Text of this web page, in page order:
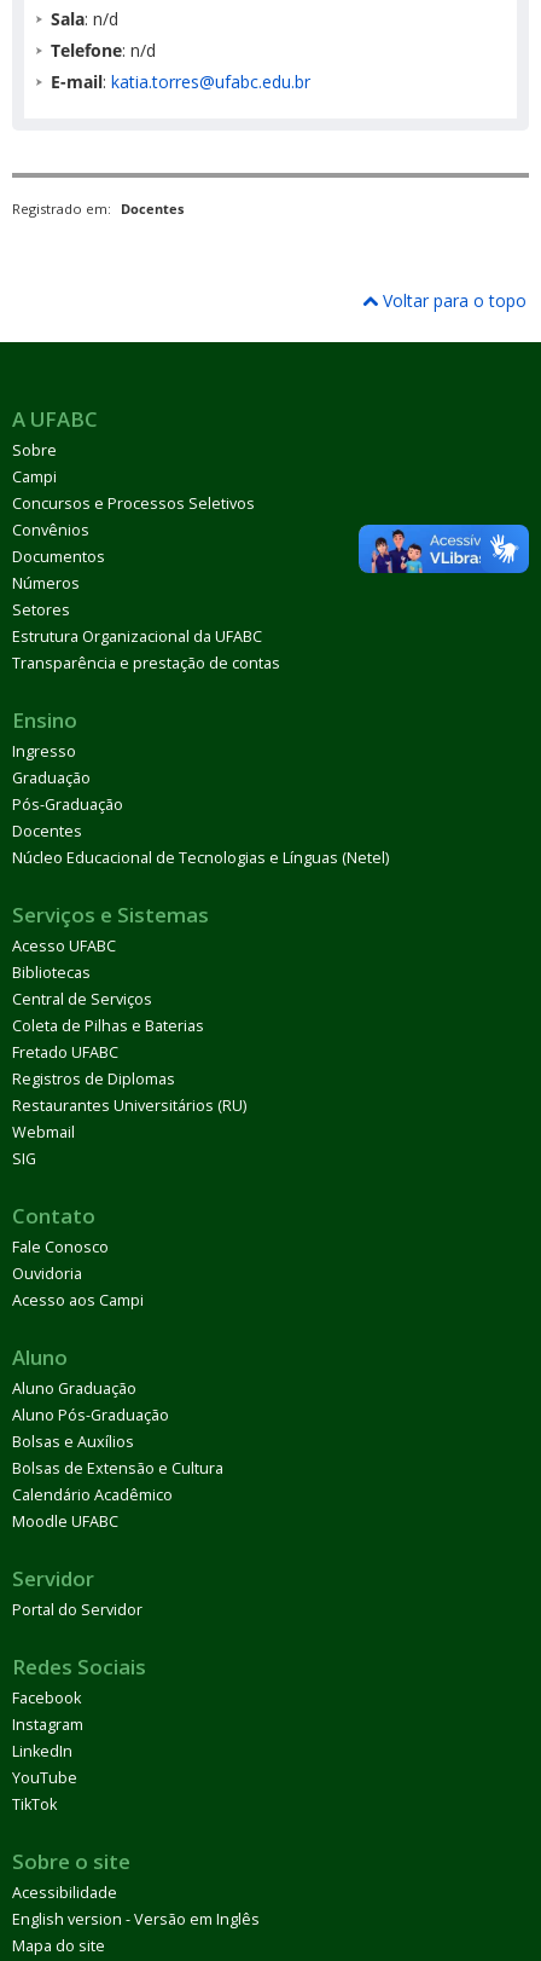
Sala: n/d
Telefone: n/d
E-mail: katia.torres@ufabc.edu.br
Registrado em: Docentes
Voltar para o topo
A UFABC
Sobre
Campi
Concursos e Processos Seletivos
Convênios
Documentos
Números
Setores
Estrutura Organizacional da UFABC
Transparência e prestação de contas
Ensino
Ingresso
Graduação
Pós-Graduação
Docentes
Núcleo Educacional de Tecnologias e Línguas (Netel)
Serviços e Sistemas
Acesso UFABC
Bibliotecas
Central de Serviços
Coleta de Pilhas e Baterias
Fretado UFABC
Registros de Diplomas
Restaurantes Universitários (RU)
Webmail
SIG
Contato
Fale Conosco
Ouvidoria
Acesso aos Campi
Aluno
Aluno Graduação
Aluno Pós-Graduação
Bolsas e Auxílios
Bolsas de Extensão e Cultura
Calendário Acadêmico
Moodle UFABC
Servidor
Portal do Servidor
Redes Sociais
Facebook
Instagram
LinkedIn
YouTube
TikTok
Sobre o site
Acessibilidade
English version - Versão em Inglês
Mapa do site